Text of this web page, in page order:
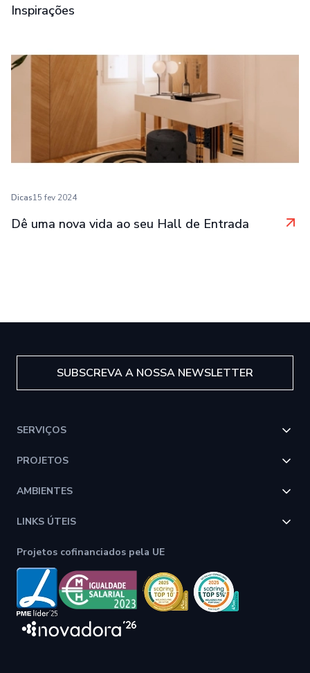
Inspirações
Dicas15 fev 2024
Dê uma nova vida ao seu Hall de Entrada
SUBSCREVA A NOSSA NEWSLETTER
SERVIÇOS
PROJETOS
AMBIENTES
LINKS ÚTEIS
Projetos cofinanciados pela UE